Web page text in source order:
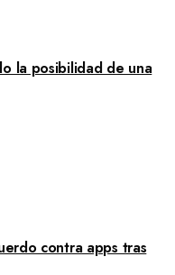
la posibilidad de una
contra apps tras